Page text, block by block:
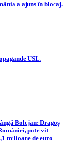
a ajuns în blocaj.
USL.
Bolojan: Dragoș
potrivit
milioane de euro